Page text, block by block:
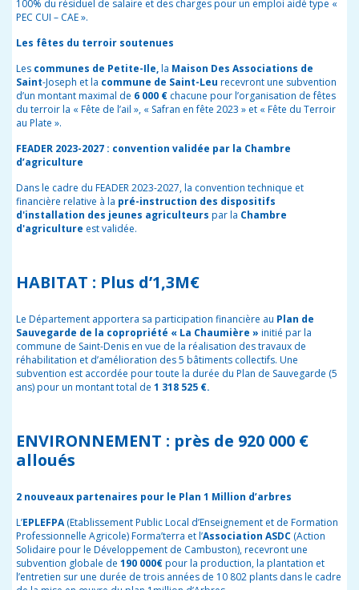
100% du résiduel de salaire et des charges pour un emploi aidé type «
PEC CUI – CAE ».
Les fêtes du terroir soutenues
Les communes de Petite-Ile,la Maison Des Associations de
Saint-Joseph et la commune de Saint-Leu recevront une subvention
d’un montant maximal de 6 000 € chacune pour l’organisation de fêtes
du terroir la « Fête de l’ail », « Safran en fête 2023 » et « Fête du Terroir
au Plate ».
FEADER 2023-2027 : convention validée par la Chambre
d’agriculture
Dans le cadre du FEADER 2023-2027, la convention technique et
financière relative à la pré-instruction des dispositifs
d'installation des jeunes agriculteurs par la Chambre
d'agriculture est validée.
HABITAT : Plus d’1,3M€
Le Département apportera sa participation financière au Plan de
Sauvegarde de la copropriété « La Chaumière » initié par la
commune de Saint-Denis en vue de la réalisation des travaux de
réhabilitation et d’amélioration des 5 bâtiments collectifs. Une
subvention est accordée pour toute la durée du Plan de Sauvegarde (5
ans) pour un montant total de 1 318 525 €.
ENVIRONNEMENT : près de 920 000 €
alloués
2 nouveaux partenaires pour le Plan 1 Million d’arbres
L’EPLEFPA(Etablissement Public Local d’Enseignement et de Formation
Professionnelle Agricole) Forma’terra et l’Association ASDC (Action
Solidaire pour le Développement de Cambuston), recevront une
subvention globale de 190 000€pour la production, la plantation et
l’entretien sur une durée de trois années de 10 802 plants dans le cadre